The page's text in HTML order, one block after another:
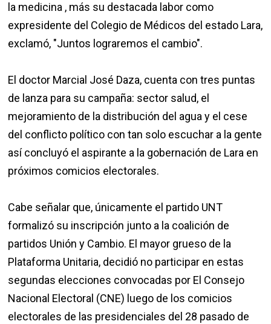
la medicina , más su destacada labor como
expresidente del Colegio de Médicos del estado Lara,
exclamó, "Juntos lograremos el cambio".
El doctor Marcial José Daza, cuenta con tres puntas
de lanza para su campaña: sector salud, el
mejoramiento de la distribución del agua y el cese
del conflicto político con tan solo escuchar a la gente
así concluyó el aspirante a la gobernación de Lara en
próximos comicios electorales.
Cabe señalar que, únicamente el partido UNT
formalizó su inscripción junto a la coalición de
partidos Unión y Cambio. El mayor grueso de la
Plataforma Unitaria, decidió no participar en estas
segundas elecciones convocadas por El Consejo
Nacional Electoral (CNE) luego de los comicios
electorales de las presidenciales del 28 pasado de